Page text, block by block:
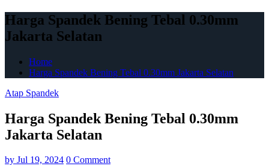
Harga Spandek Bening Tebal 0.30mm
Jakarta Selatan
Home
Harga Spandek Bening Tebal 0.30mm Jakarta Selatan
Atap Spandek
Harga Spandek Bening Tebal 0.30mm
Jakarta Selatan
by Jul 19, 2024 0 Comment